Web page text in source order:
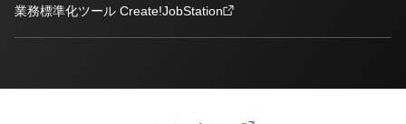
業務標準化ツール Create!JobStation